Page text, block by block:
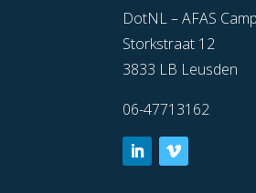
DotNL – AFAS
Storkstraat 12
3833 LB Leusden
06-47713162